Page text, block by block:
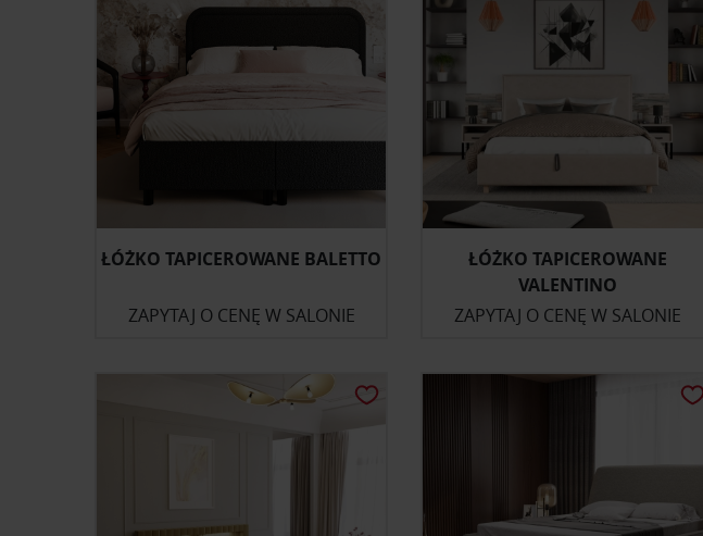
ŁÓŻKO TAPICEROWANE BALETTO
ZAPYTAJ O CENĘ W SALONIE
ŁÓŻKO TAPICEROWANE
VALENTINO
ZAPYTAJ O CENĘ W SALONIE